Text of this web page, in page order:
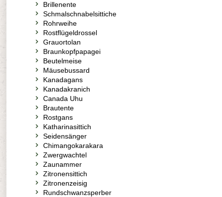
Brillenente
Schmalschnabelsittiche
Rohrweihe
Rostflügeldrossel
Grauortolan
Braunkopfpapagei
Beutelmeise
Mäusebussard
Kanadagans
Kanadakranich
Canada Uhu
Brautente
Rostgans
Katharinasittich
Seidensänger
Chimangokarakara
Zwergwachtel
Zaunammer
Zitronensittich
Zitronenzeisig
Rundschwanzsperber